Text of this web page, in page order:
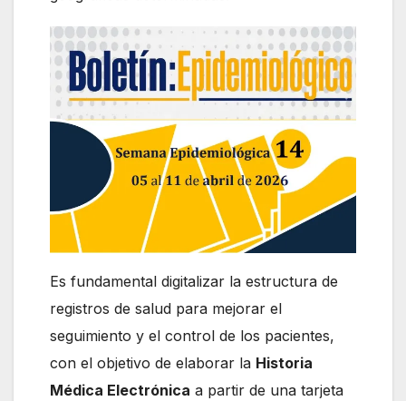
Es fundamental digitalizar la estructura de
registros de salud para mejorar el
seguimiento y el control de los pacientes,
con el objetivo de elaborar la Historia
Médica Electrónica a partir de una tarjeta